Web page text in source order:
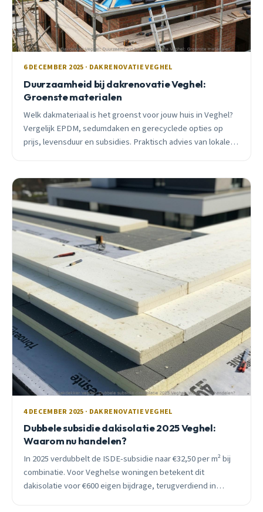
6 DECEMBER 2025 · DAKRENOVATIE VEGHEL
Duurzaamheid bij dakrenovatie Veghel:
Groenste materialen
Welk dakmateriaal is het groenst voor jouw huis in Veghel?
Vergelijk EPDM, sedumdaken en gerecyclede opties op
prijs, levensduur en subsidies. Praktisch advies van lokale
4 DECEMBER 2025 · DAKRENOVATIE VEGHEL
Dubbele subsidie dakisolatie 2025 Veghel:
Waarom nu handelen?
In 2025 verdubbelt de ISDE-subsidie naar €32,50 per m² bij
combinatie. Voor Veghelse woningen betekent dit
dakisolatie voor €600 eigen bijdrage, terugverdiend in